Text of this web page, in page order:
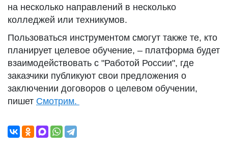
на несколько направлений в несколько
колледжей или техникумов.
Пользоваться инструментом смогут также те, кто
планирует целевое обучение, – платформа будет
взаимодействовать с "Работой России", где
заказчики публикуют свои предложения о
заключении договоров о целевом обучении,
пишет Смотрим.